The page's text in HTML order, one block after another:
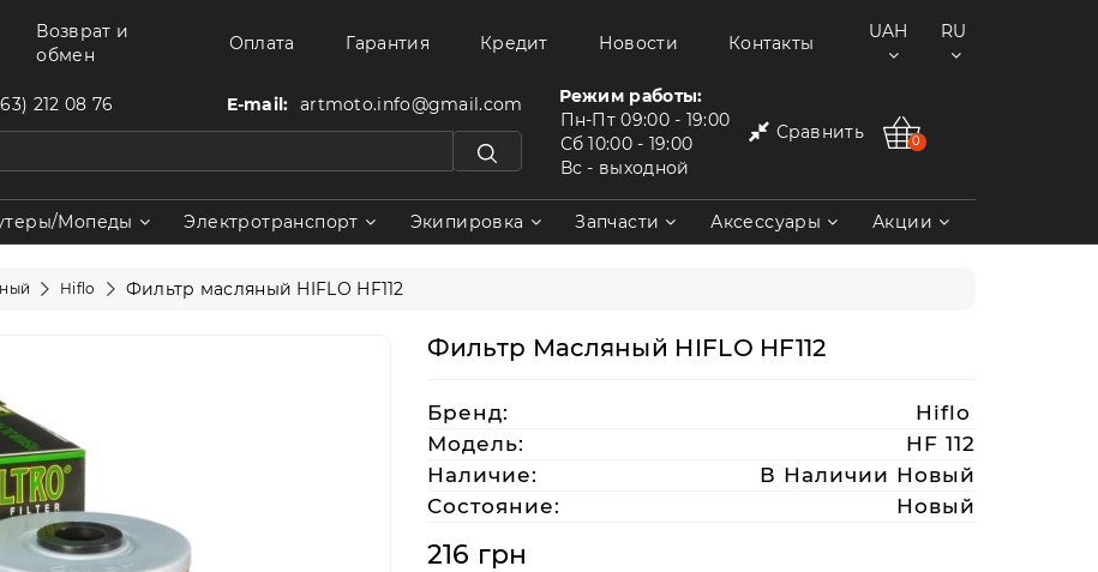
Возврат и
обмен
Оплата Гарантия Кредит Новости Контакты
UAH RU
212 08 76 E-mail: artmoto.info@gmail.com
Режим работы:
Пн-Пт 09:00 - 19:00
Сб 10:00 - 19:00
Вс - выходной
Сравнить 0
Мопеды Электротранспорт Экипировка Запчасти Аксессуары Акции
Hiflo Фильтр масляный HIFLO HF112
Фильтр Масляный HIFLO HF112
Бренд:
Hiflo
Модель:
HF 112
Наличие:
В Наличии Новый
Состояние:
Новый
216 грн